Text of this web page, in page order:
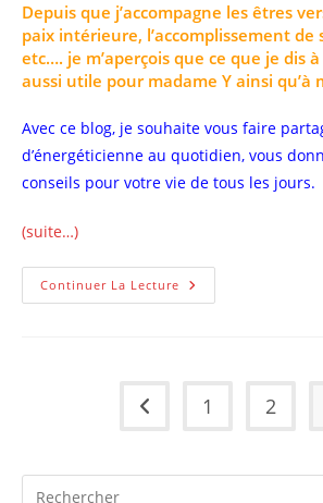
Depuis que j’accompagne les êtres
paix intérieure, l’accomplissement de
etc…. je m’aperçois que ce que je dis
aussi utile pour madame Y ainsi qu’à
Avec ce blog, je souhaite vous faire
d’énergéticienne au quotidien, vous
conseils pour votre vie de tous les jours.
(suite…)
Continuer La Lecture Pour-
Quoi
Go to the previous page
1 2